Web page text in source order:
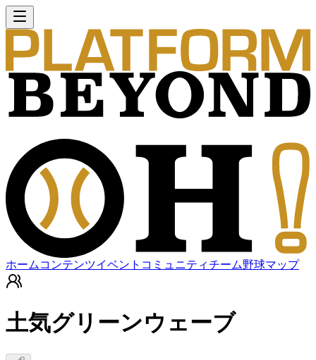
ホーム コンテンツイベント コミュニティチーム野球マップ
土気グリーンウェーブ